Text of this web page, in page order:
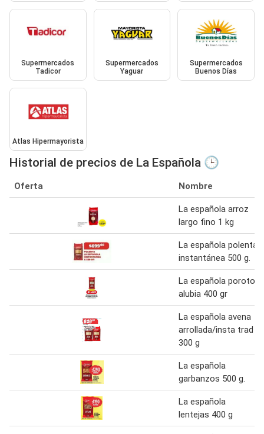
Supermercados
Tadicor
Supermercados
Yaguar
Supermercados
Buenos Días
Atlas Hipermayorista
Historial de precios de La Española 🕒
Oferta Nombre
La española arroz
largo fino 1 kg
La española polenta
instantánea 500 g.
La española poroto
alubia 400 gr
La española avena
arrollada/insta trad
300 g
La española
garbanzos 500 g.
La española
lentejas 400 g